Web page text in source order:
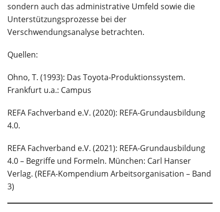
sondern auch das administrative Umfeld sowie die
Unterstützungsprozesse bei der
Verschwendungsanalyse betrachten.
Quellen:
Ohno, T. (1993): Das Toyota-Produktionssystem.
Frankfurt u.a.: Campus
REFA Fachverband e.V. (2020): REFA-Grundausbildung
4.0.
REFA Fachverband e.V. (2021): REFA-Grundausbildung
4.0 – Begriffe und Formeln. München: Carl Hanser
Verlag. (REFA-Kompendium Arbeitsorganisation – Band
3)